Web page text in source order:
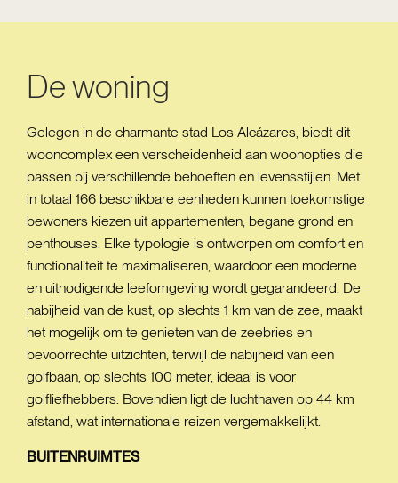
De woning
Gelegen in de charmante stad Los Alcázares, biedt dit
wooncomplex een verscheidenheid aan woonopties die
passen bij verschillende behoeften en levensstijlen. Met
in totaal 166 beschikbare eenheden kunnen toekomstige
bewoners kiezen uit appartementen, begane grond en
penthouses. Elke typologie is ontworpen om comfort en
functionaliteit te maximaliseren, waardoor een moderne
en uitnodigende leefomgeving wordt gegarandeerd. De
nabijheid van de kust, op slechts 1 km van de zee, maakt
het mogelijk om te genieten van de zeebries en
bevoorrechte uitzichten, terwijl de nabijheid van een
golfbaan, op slechts 100 meter, ideaal is voor
golfliefhebbers. Bovendien ligt de luchthaven op 44 km
afstand, wat internationale reizen vergemakkelijkt.
BUITENRUIMTES